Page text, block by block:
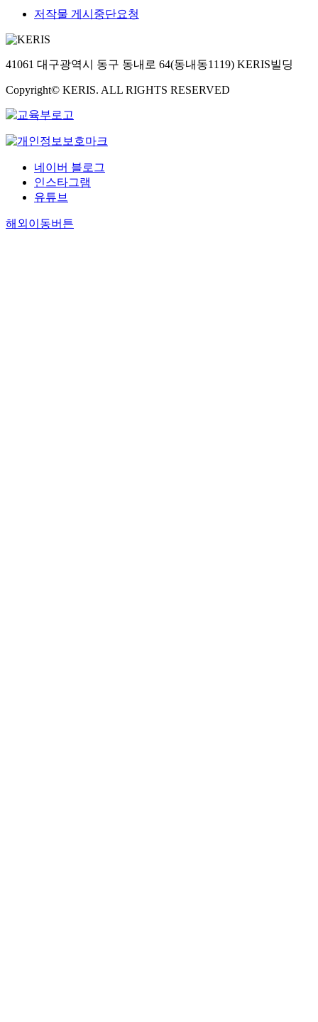
저작물 게시중단요청
41061 대구광역시 동구 동내로 64(동내동1119) KERIS빌딩
Copyright© KERIS. ALL RIGHTS RESERVED
네이버 블로그
인스타그램
유튜브
해외이동버튼